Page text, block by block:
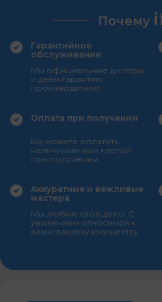
Почему
Гарантийное
обслуживание
Мы официальные дилеры
и даем гарантию
производителя
Оплата при получении
Вы можете оплатить
наличными или картой
при получении
Аккуратные и вежливые
мастера
Мы любим свое дело. С
уважением относимся к
вам и вашему имуществу